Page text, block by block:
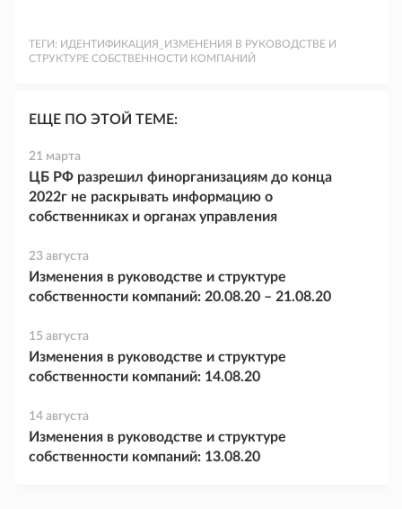
ТЕГИ: ИДЕНТИФИКАЦИЯ_ИЗМЕНЕНИЯ В РУКОВОДСТВЕ И
СТРУКТУРЕ СОБСТВЕННОСТИ КОМПАНИЙ
ЕЩЕ ПО ЭТОЙ ТЕМЕ:
21 марта
ЦБ РФ разрешил финорганизациям до конца
2022г не раскрывать информацию о
собственниках и органах управления
23 августа
Изменения в руководстве и структуре
собственности компаний: 20.08.20 – 21.08.20
15 августа
Изменения в руководстве и структуре
собственности компаний: 14.08.20
14 августа
Изменения в руководстве и структуре
собственности компаний: 13.08.20